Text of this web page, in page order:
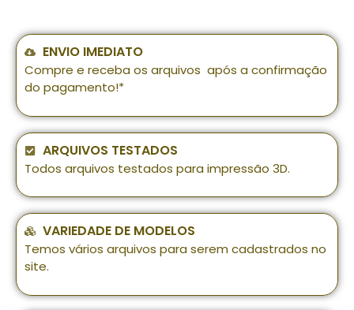
ENVIO IMEDIATO
Compre e receba os arquivos após a confirmação
do pagamento!*
ARQUIVOS TESTADOS
Todos arquivos testados para impressão 3D.
VARIEDADE DE MODELOS
Temos vários arquivos para serem cadastrados no
site.